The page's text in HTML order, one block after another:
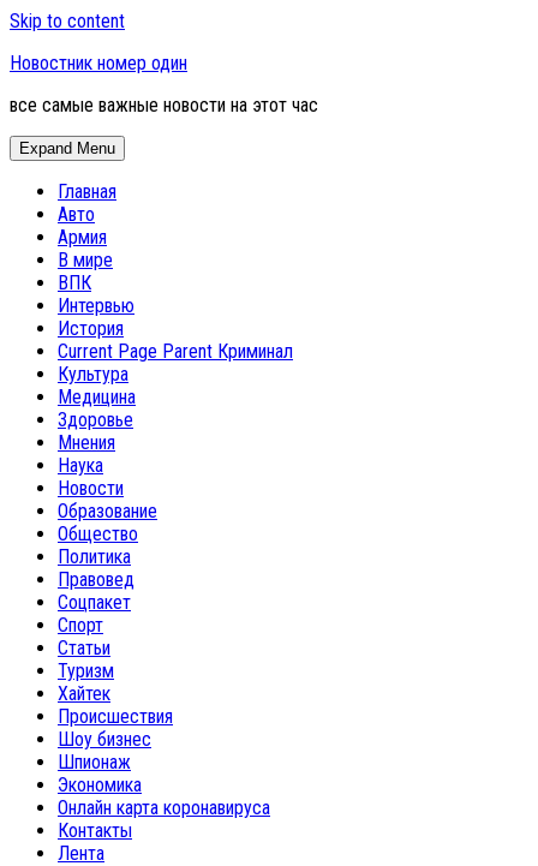
Skip to content
Новостник номер один
все самые важные новости на этот час
Expand Menu
Главная
Авто
Армия
В мире
ВПК
Интервью
История
Current Page Parent Криминал
Культура
Медицина
Здоровье
Мнения
Наука
Новости
Образование
Общество
Политика
Правовед
Соцпакет
Спорт
Статьи
Туризм
Хайтек
Происшествия
Шоу бизнес
Шпионаж
Экономика
Онлайн карта коронавируса
Контакты
Лента